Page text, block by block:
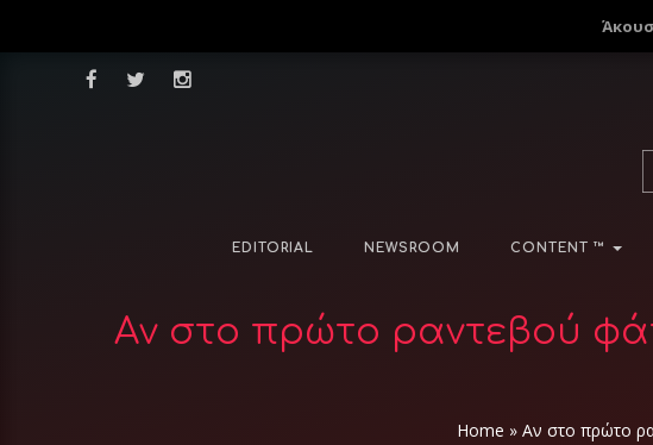
EDITORIAL NEWSROOM CONTENT ™
Aν στο πρώτο ραντεβού
Home » Aν στο πρώτο